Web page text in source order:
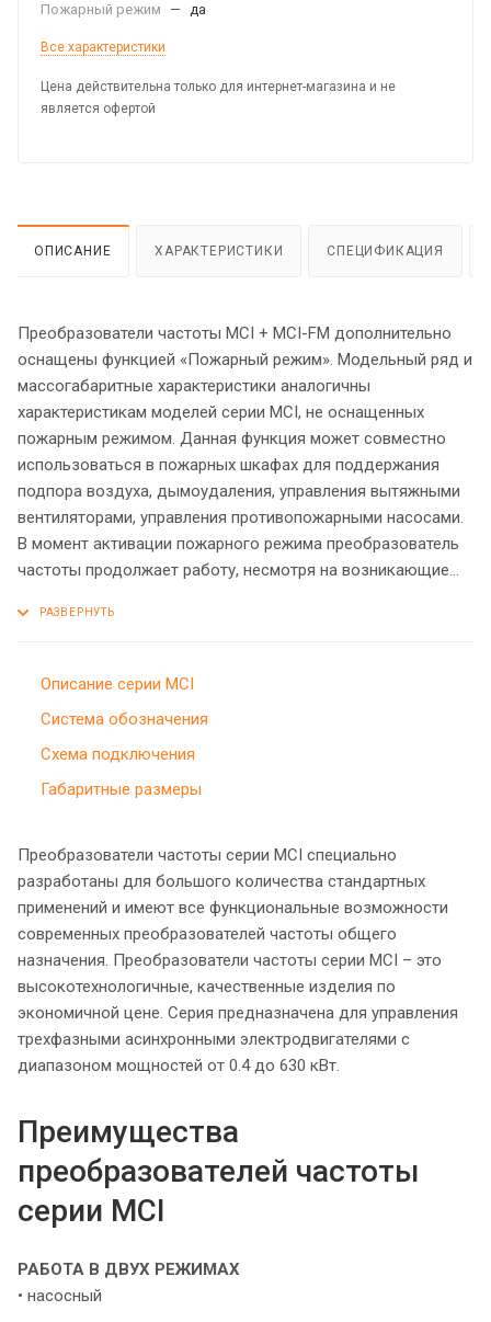
Пожарный режим
— да
Все характеристики
Цена действительна только для интернет-магазина и не
является офертой
ОПИСАНИЕ ХАРАКТЕРИСТИКИ СПЕЦИФИКАЦИЯ
Преобразователи частоты МCI + MCI-FM дополнительно
оснащены функцией «Пожарный режим». Модельный ряд и
массогабаритные характеристики аналогичны
характеристикам моделей серии МCI, не оснащенных
пожарным режимом. Данная функция может совместно
использоваться в пожарных шкафах для поддержания
подпора воздуха, дымоудаления, управления вытяжными
вентиляторами, управления противопожарными насосами.
В момент активации пожарного режима преобразователь
частоты продолжает работу, несмотря на возникающие
Описание серии MCI
Система обозначения
Схема подключения
Габаритные размеры
Преобразователи частоты серии MCI специально
разработаны для большого количества стандартных
применений и имеют все функциональные возможности
современных преобразователей частоты общего
назначения. Преобразователи частоты серии MCI – это
высокотехнологичные, качественные изделия по
экономичной цене. Серия предназначена для управления
трехфазными асинхронными электродвигателями с
диапазоном мощностей от 0.4 до 630 кВт.
Преимущества
преобразователей частоты
серии MCI
РАБОТА В ДВУХ РЕЖИМАХ
• насосный